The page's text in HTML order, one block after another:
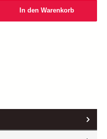
oder benutze die Schaltflächen um die
In den Warenkorb